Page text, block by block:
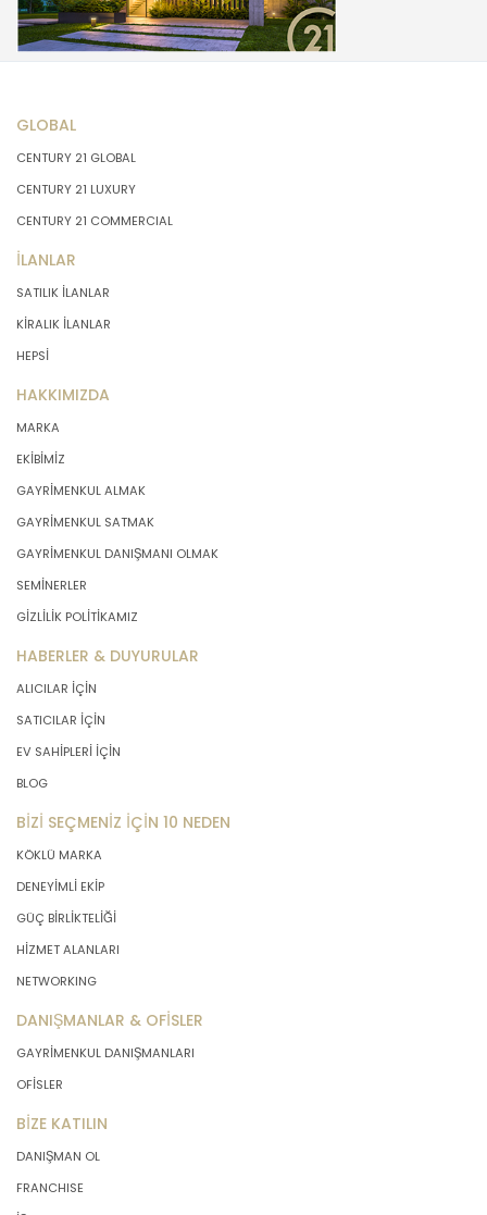
GLOBAL
CENTURY 21 GLOBAL
CENTURY 21 LUXURY
CENTURY 21 COMMERCIAL
İLANLAR
SATILIK İLANLAR
KİRALIK İLANLAR
HEPSİ
HAKKIMIZDA
MARKA
EKİBİMİZ
GAYRİMENKUL ALMAK
GAYRİMENKUL SATMAK
GAYRİMENKUL DANIŞMANI OLMAK
SEMİNERLER
GİZLİLİK POLİTİKAMIZ
HABERLER & DUYURULAR
ALICILAR İÇİN
SATICILAR İÇİN
EV SAHİPLERİ İÇİN
BLOG
BİZİ SEÇMENİZ İÇİN 10 NEDEN
KÖKLÜ MARKA
DENEYİMLİ EKİP
GÜÇ BİRLİKTELİĞİ
HİZMET ALANLARI
NETWORKING
DANIŞMANLAR & OFİSLER
GAYRİMENKUL DANIŞMANLARI
OFİSLER
BİZE KATILIN
DANIŞMAN OL
FRANCHISE